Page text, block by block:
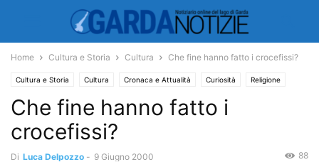
Home Cultura e Storia Cultura Che fine hanno fatto i crocefissi?
Cultura e Storia Cultura Cronaca e Attualità Curiosità Religione
Che fine hanno fatto i
crocefissi?
Di Luca Delpozzo - 9 Giugno 2000 88